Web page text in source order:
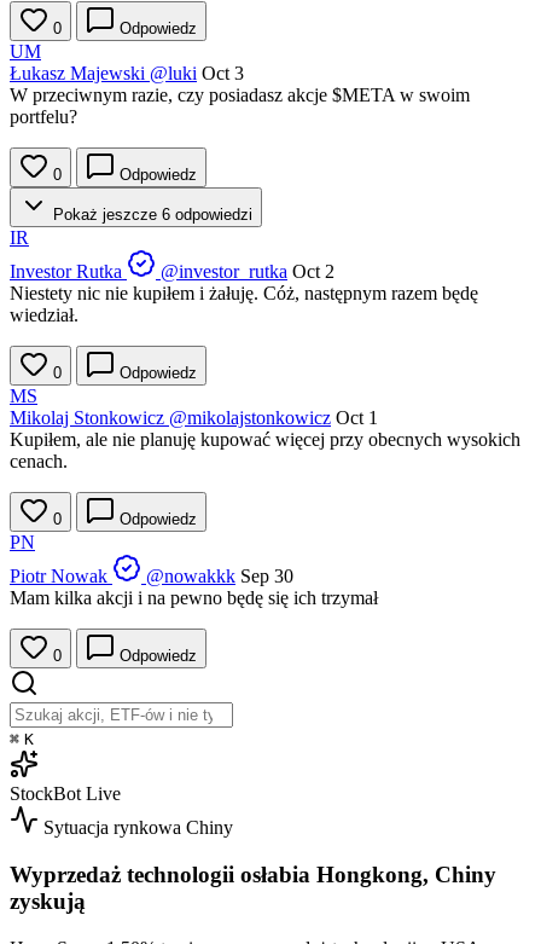
0 Odpowiedz
UM
Łukasz Majewski @luki Oct 3
W przeciwnym razie, czy posiadasz akcje $META w swoim
portfelu?
0 Odpowiedz
Pokaż jeszcze 6 odpowiedzi
IR
Investor Rutka
@investor_rutka Oct 2
Niestety nic nie kupiłem i żałuję. Cóż, następnym razem będę
wiedział.
0 Odpowiedz
MS
Mikolaj Stonkowicz @mikolajstonkowicz Oct 1
Kupiłem, ale nie planuję kupować więcej przy obecnych wysokich
cenach.
0 Odpowiedz
PN
Piotr Nowak
@nowakkk Sep 30
Mam kilka akcji i na pewno będę się ich trzymał
0 Odpowiedz
⌘ K
StockBot Live
Sytuacja rynkowa Chiny
Wyprzedaż technologii osłabia Hongkong, Chiny
zyskują